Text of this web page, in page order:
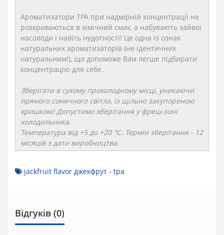
Ароматизатори TPA при надмірній концентрації не
розкриваються в хімічний смак, а набувають зайвої
насолоди і навіть нудотності! Це одна із ознак
натуральних ароматизаторів (не ідентичних
натуральним!), що допоможе Вам легше підбирати
концентрацію для себе.
Зберігати в сухому прохолодному місці, уникаючи
прямого сонячного світла, із щільно закупореною
кришкою! Допустимо зберігання у фреш-зоні
холодильника.
Температура від +5 до +20 °C. Термін зберігання - 12
місяців з дати виробництва.
jackfruit flavor джекфрут - tpa
Відгуків (0)